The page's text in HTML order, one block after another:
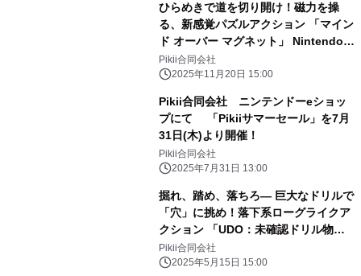
ひらめきで道を切り開け！磁力を操
る、新感覚パズルアクション 「マイン
ド オーバー マグネット」 Nintendo
Switch(TM)、PlayStation(R)5で
2025年12月18日(木)配信決定！
Pikii合同会社
2025年11月20日 15:00
Pikii合同会社 ニンテンドーeショッ
プにて 「Pikiiサマーセール」を7月
31日(木)より開催！
Pikii合同会社
2025年7月31日 13:00
掘れ、踏め、落ちろ― 巨大なドリルで
「穴」に挑め！落下系ローグライクア
クション 「UDO：未確認ドリル物
体」 Nintendo Switch(TM)、
PlayStation(R)5で2025年5月29日(木)
Pikii合同会社
2025年5月15日 15:00